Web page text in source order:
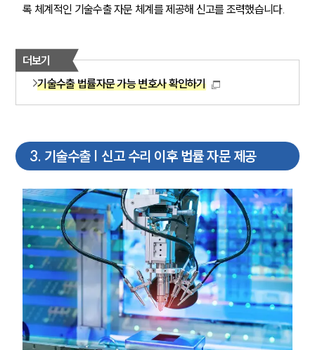
록 체계적인 기술수출 자문 체계를 제공해 신고를 조력했습니다.
더보기
기술수출 법률자문 가능 변호사 확인하기
3. 기술수출 | 신고 수리 이후 법률 자문 제공